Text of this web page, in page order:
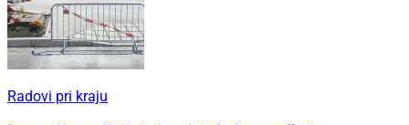
Radovi pri kraju